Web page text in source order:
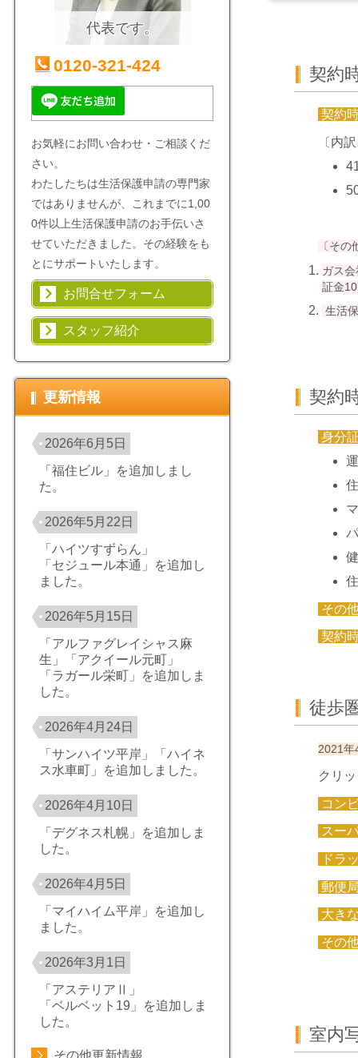
契約
契約
〔内
〔そ
ガス
証金
生活
契約
身分
その
契約
徒歩
2021年
クリ
コン
スー
ドラ
郵便
大き
その
室内
代表です。
0120-321-424
お気軽にお問い合わせ・ご相談くだ
さい。
わたしたちは生活保護申請の専門家
ではありませんが、これまでに1,00
0件以上生活保護申請のお手伝いさ
せていただきました。その経験をも
とにサポートいたします。
お問合せフォーム
スタッフ紹介
更新情報
2026年6月5日
「福住ビル」を追加しまし
た。
2026年5月22日
「ハイツすずらん」
「セジュール本通」を追加し
ました。
2026年5月15日
「アルファグレイシャス麻
生」「アクイール元町」
「ラガール栄町」を追加しま
した。
2026年4月24日
「サンハイツ平岸」「ハイネ
ス水車町」を追加しました。
2026年4月10日
「デグネス札幌」を追加しま
した。
2026年4月5日
「マイハイム平岸」を追加し
ました。
2026年3月1日
「アステリアⅡ」
「ベルベット19」を追加しま
した。